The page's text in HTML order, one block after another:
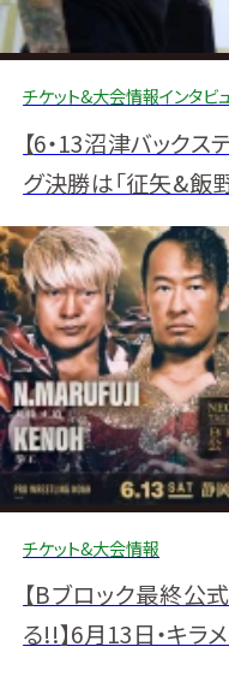
チケット&大会情報インタビ
【6・13沼津バックス
グ決勝は「征矢&飯
ーズ」に 丸拳メイ
顔面舐めで
終戦「記憶がない…
原名乗り 王者アレ
アタッグ挑戦へ
チケット&大会情報
【Bブロック最終公
る!!】6月13日・キラ